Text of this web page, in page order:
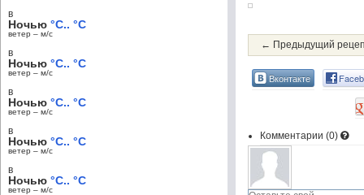
← Предыдущий
Вконтакте
Комментарии (0)
в
Ночью °C.. °C
ветер – м/c
в
Ночью °C.. °C
ветер – м/c
в
Ночью °C.. °C
ветер – м/c
в
Ночью °C.. °C
ветер – м/c
в
Ночью °C.. °C
ветер – м/c